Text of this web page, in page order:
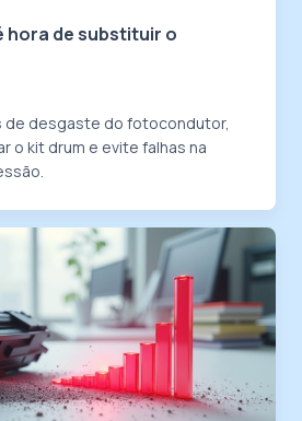
hora de substituir o
de desgaste do fotocondutor,
o kit drum e evite falhas na